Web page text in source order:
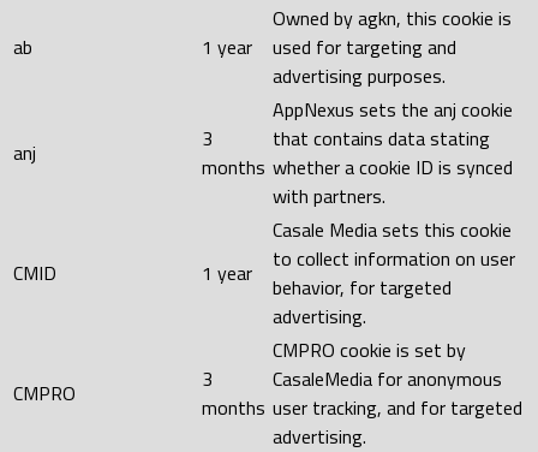
ab 1 year
Owned by agkn, this cookie is
used for targeting and
advertising purposes.
anj
3
months
AppNexus sets the anj cookie
that contains data stating
whether a cookie ID is synced
with partners.
CMID 1 year
Casale Media sets this cookie
to collect information on user
behavior, for targeted
advertising.
CMPRO
3
months
CMPRO cookie is set by
CasaleMedia for anonymous
user tracking, and for targeted
advertising.